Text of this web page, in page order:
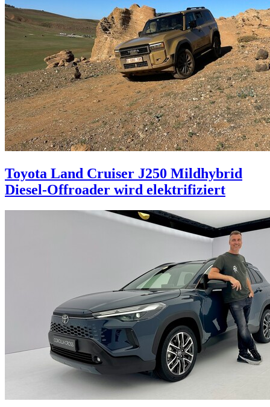
Toyota Land Cruiser J250 Mildhybrid
Diesel-Offroader wird elektrifiziert